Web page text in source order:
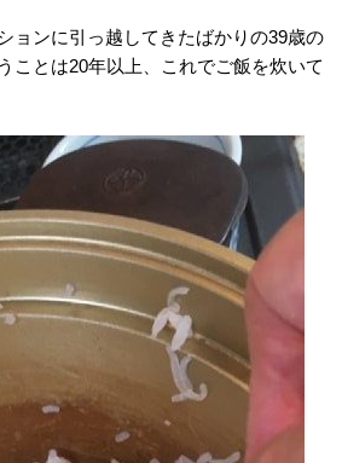
ョンに引っ越してきたばかりの39歳の
ことは20年以上、これでご飯を炊いて